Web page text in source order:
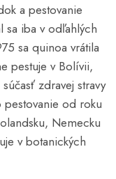
a pestovanie
iba v odľahlých
sa quinoa vrátila
pestuje v Bolívii,
zdravej stravy
od roku
Nemecku
v botanických